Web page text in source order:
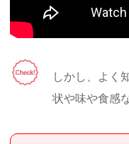
しかし、よく
状や味や食感